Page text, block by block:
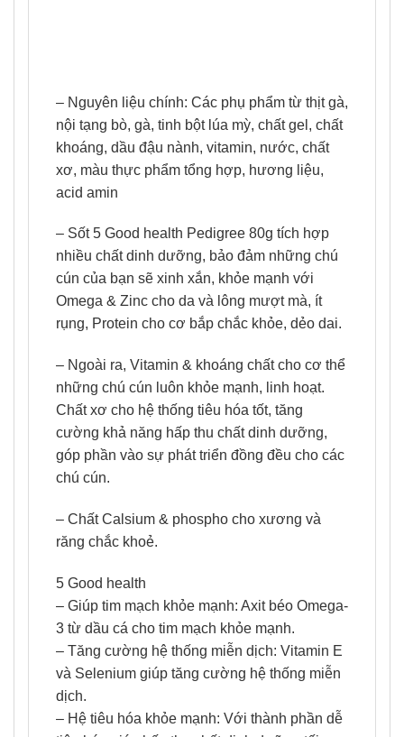
– Nguyên liệu chính: Các phụ phẩm từ thịt gà,
nội tạng bò, gà, tinh bột lúa mỳ, chất gel, chất
khoáng, dầu đậu nành, vitamin, nước, chất
xơ, màu thực phẩm tổng hợp, hương liệu,
acid amin
– Sốt 5 Good health Pedigree 80g tích hợp
nhiều chất dinh dưỡng, bảo đảm những chú
cún của bạn sẽ xinh xắn, khỏe mạnh với
Omega & Zinc cho da và lông mượt mà, ít
rụng, Protein cho cơ bắp chắc khỏe, dẻo dai.
– Ngoài ra, Vitamin & khoáng chất cho cơ thể
những chú cún luôn khỏe mạnh, linh hoạt.
Chất xơ cho hệ thống tiêu hóa tốt, tăng
cường khả năng hấp thu chất dinh dưỡng,
góp phần vào sự phát triển đồng đều cho các
chú cún.
– Chất Calsium & phospho cho xương và
răng chắc khoẻ.
5 Good health
– Giúp tim mạch khỏe mạnh: Axit béo Omega-
3 từ dầu cá cho tim mạch khỏe mạnh.
– Tăng cường hệ thống miễn dịch: Vitamin E
và Selenium giúp tăng cường hệ thống miễn
dịch.
– Hệ tiêu hóa khỏe mạnh: Với thành phần dễ